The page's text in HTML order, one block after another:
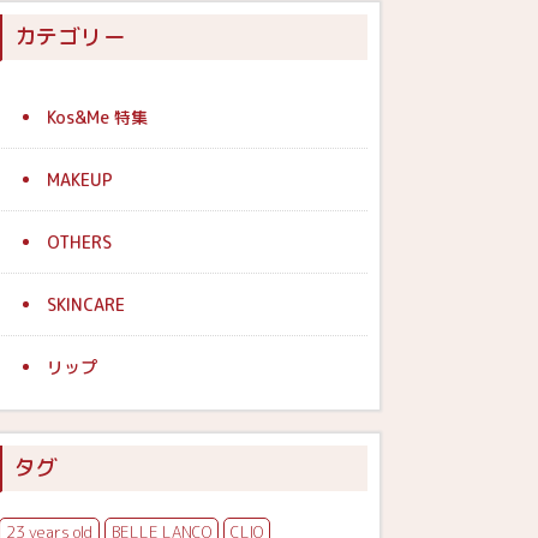
カテゴリー
Kos&Me 特集
MAKEUP
OTHERS
SKINCARE
リップ
タグ
23 years old BELLE LANCO
CLIO